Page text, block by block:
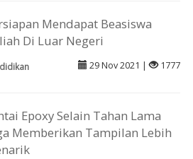
Mendapat Beasiswa
Di Luar Negeri
29 Nov 2021 | 1777
Epoxy Selain Tahan Lama
Memberikan Tampilan Lebih